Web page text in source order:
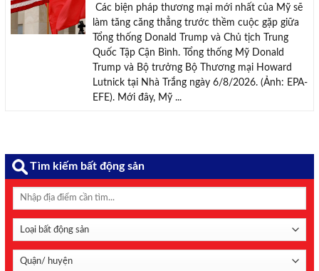
Các biện pháp thương mại mới nhất của Mỹ sẽ
làm tăng căng thẳng trước thềm cuộc gặp giữa
Tổng thống Donald Trump và Chủ tịch Trung
Quốc Tập Cận Bình. Tổng thống Mỹ Donald
Trump và Bộ trưởng Bộ Thương mại Howard
Lutnick tại Nhà Trắng ngày 6/8/2026. (Ảnh: EPA-
EFE). Mới đây, Mỹ ...
Tìm kiếm bất động sản